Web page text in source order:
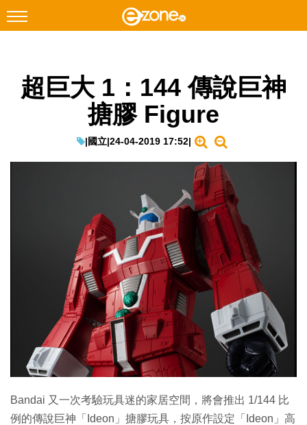
Facebook Instagram
遊戲動漫
生成式AI與雲端應用
Enterprise Digital Transformation
超巨大 1：144 傳說巨神
搪膠 Figure
|國立|24-04-2019 17:52|
Bandai 又一次考驗玩具迷的家居空間，將會推出 1/144 比
例的傳說巨神「Ideon」搪膠玩具，按原作設定「Ideon」高